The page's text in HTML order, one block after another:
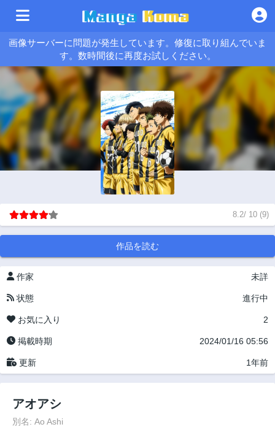
画像サーバーに問題が発生しています。修復に取り組んでいま
す。数時間後に再度お試しください。
8.2/ 10 (9)
作品を読む
作家 未詳
状態 進行中
お気に入り 2
掲載時期 2024/01/16 05:56
更新 1年前
アオアシ
別名: Ao Ashi